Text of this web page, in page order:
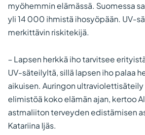
myöhemmin elämässä. Suomessa
yli 14 000 ihmistä ihosyöpään. UV-
merkittävin riskitekijä.
– Lapsen herkkä iho tarvitsee
UV-säteilyltä, sillä lapsen iho palaa
aikuisen. Auringon
elimistöä koko elämän ajan, kertoo
astmaliiton terveyden edistämisen
Katariina Ijäs.